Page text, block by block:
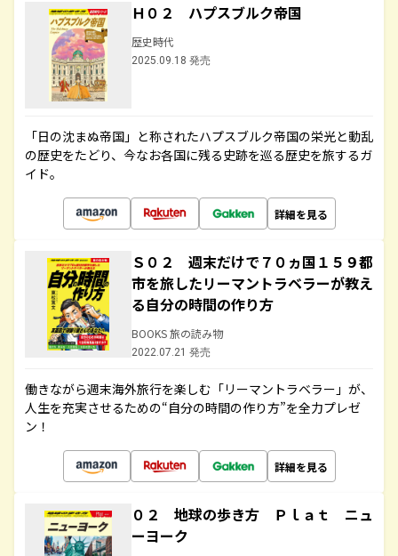
Ｈ０２ ハプスブルク帝国
歴史時代
2025.09.18 発売
「日の沈まぬ帝国」と称されたハプスブルク帝国の栄光と動乱
の歴史をたどり、今なお各国に残る史跡を巡る歴史を旅するガ
イド。
詳細を見る
Ｓ０２ 週末だけで７０ヵ国１５９都
市を旅したリーマントラベラーが教え
る自分の時間の作り方
BOOKS 旅の読み物
2022.07.21 発売
働きながら週末海外旅行を楽しむ「リーマントラベラー」が、
人生を充実させるための“自分の時間の作り方”を全力プレゼ
ン！
詳細を見る
０２ 地球の歩き方 Ｐｌａｔ ニュ
ーヨーク